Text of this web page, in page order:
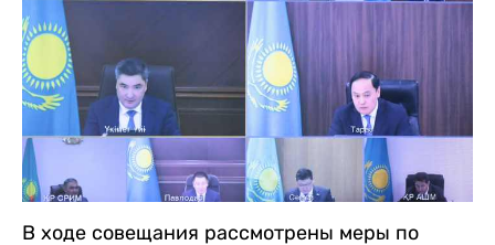
В ходе совещания рассмотрены меры по